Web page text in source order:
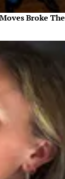
Broke The